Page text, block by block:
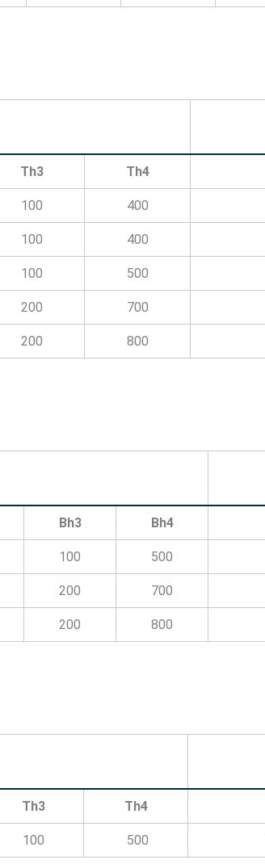
Th3 Th4
100 400
100 400
100 500
200 700
200 800
Bh3 Bh4
100 500
200 700
200 800
Th3 Th4
100 500